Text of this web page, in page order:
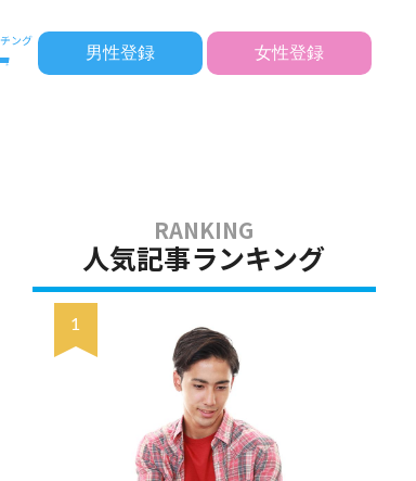
男性登録 女性登録
人気記事ランキング